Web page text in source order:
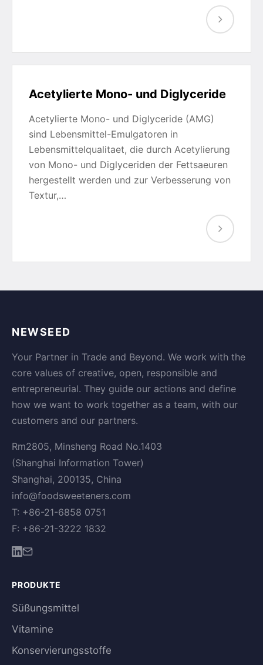
Acetylierte Mono- und Diglyceride
Acetylierte Mono- und Diglyceride (AMG)
sind Lebensmittel-Emulgatoren in
Lebensmittelqualitaet, die durch Acetylierung
von Mono- und Diglyceriden der Fettsaeuren
hergestellt werden und zur Verbesserung von
Textur,…
NEWSEED
Your Partner in Trade and Beyond. We work with the
core values of creative, open, responsible and
entrepreneurial. They guide our actions and define
how we want to work together as a team, with our
customers and our partners.
Rm2805, Minsheng Road No.1403
(Shanghai Information Tower)
Shanghai, 200135, China
info@foodsweeteners.com
T: +86-21-6858 0751
F: +86-21-3222 1832
PRODUKTE
Süßungsmittel
Vitamine
Konservierungsstoffe